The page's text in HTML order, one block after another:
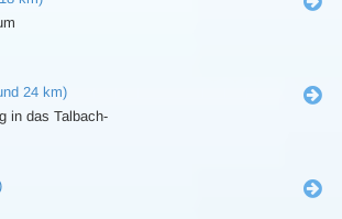
24 km)
in das Talbach-